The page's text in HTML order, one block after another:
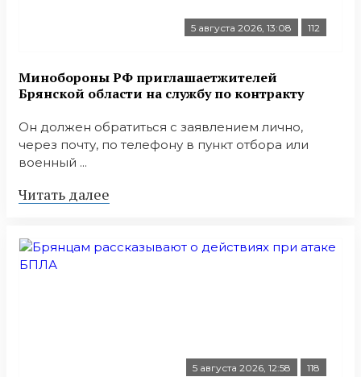
5 августа 2026, 13:08 112
Минобoроны РФ приглaшaетжитeлeй
Брянской области на службу по контракту
Он должен обратиться с заявлением лично,
через почту, по телефону в пункт отбора или
военный ...
Читать далее
5 августа 2026, 12:58 118